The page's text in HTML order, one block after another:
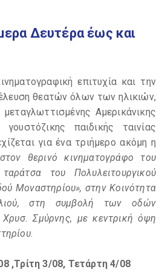
Δευτέρα έως και
επιτυχία και την
θεατών όλων των ηλικιών,
Αμερικάνικης
γουστόζικης παιδικής ταινίας
για ένα τριήμερο ακόμη η
στον θερινό κινηματογράφο του
του Πολυλειτουργικού
Μοναστηρίου», στην Κοινότητα
στη συμβολή των οδών
Χρυσ. Σμύρνης, με κεντρική όψη
,Τρίτη 3/08, Τετάρτη 4/08